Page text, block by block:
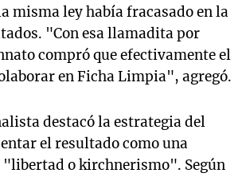
misma ley había fracasado en la
"Con esa llamadita por
compró que efectivamente el
en Ficha Limpia", agregó.
destacó la estrategia del
el resultado como una
o kirchnerismo". Según